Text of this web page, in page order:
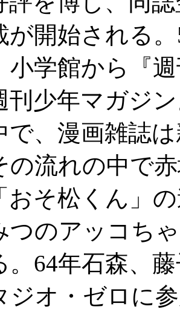
が開始される
小学館から『
刊少年マガジ
で、漫画雑誌
の流れの中で
おそ松くん」
つのアッコち
。64年石森、
ジオ・ゼロに